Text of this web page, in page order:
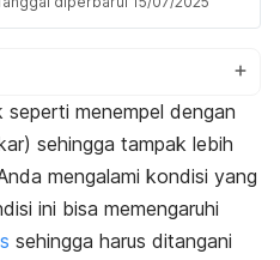
menempel dengan
sehingga tampak lebih
mengalami kondisi yang
ini bisa memengaruhi
sehingga harus ditangani